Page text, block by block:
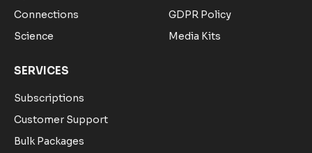
Connections
Science
GDPR Policy
Media Kits
SERVICES
Subscriptions
Customer Support
Bulk Packages